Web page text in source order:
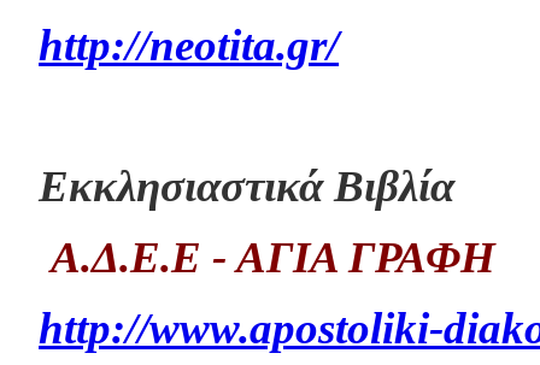
http://neotita.gr/
Εκκλησιαστικά Βιβλία
Α.Δ.Ε.Ε - ΑΓΙΑ ΓΡΑΦΗ
http://www.apostoliki-